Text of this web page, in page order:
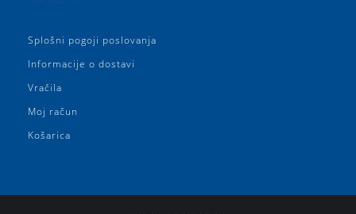
Splošni pogoji poslovanja
Informacije o dostavi
Vračila
Moj račun
Košarica